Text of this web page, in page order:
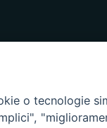
o tecnologie